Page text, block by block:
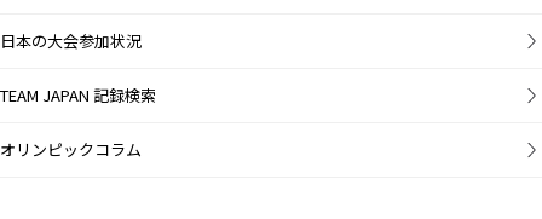
日本の大会参加状況
TEAM JAPAN 記録検索
オリンピックコラム